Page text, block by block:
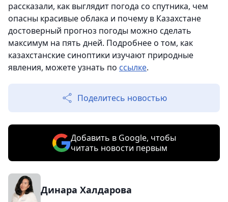
рассказали, как выглядит погода со спутника, чем
опасны красивые облака и почему в Казахстане
достоверный прогноз погоды можно сделать
максимум на пять дней. Подробнее о том, как
казахстанские синоптики изучают природные
явления, можете узнать по ссылке.
Поделитесь новостью
Добавить в Google, чтобы
читать новости первым
Динара Халдарова